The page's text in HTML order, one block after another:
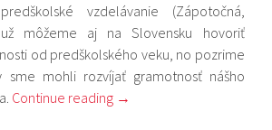
vzdelávanie (Zápotočná,
môžeme aj na Slovensku hovoriť
od predškolského veku, no pozrime
mohli rozvíjať gramotnosť nášho
Continue reading →